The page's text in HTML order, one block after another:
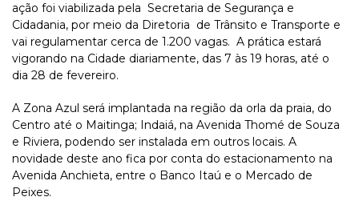
ação foi viabilizada pela Secretaria de Segurança e
Cidadania, por meio da Diretoria de Trânsito e Transporte e
vai regulamentar cerca de 1.200 vagas. A prática estará
vigorando na Cidade diariamente, das 7 às 19 horas, até o
dia 28 de fevereiro.
A Zona Azul será implantada na região da orla da praia, do
Centro até o Maitinga; Indaiá, na Avenida Thomé de Souza
e Riviera, podendo ser instalada em outros locais. A
novidade deste ano fica por conta do estacionamento na
Avenida Anchieta, entre o Banco Itaú e o Mercado de
Peixes.